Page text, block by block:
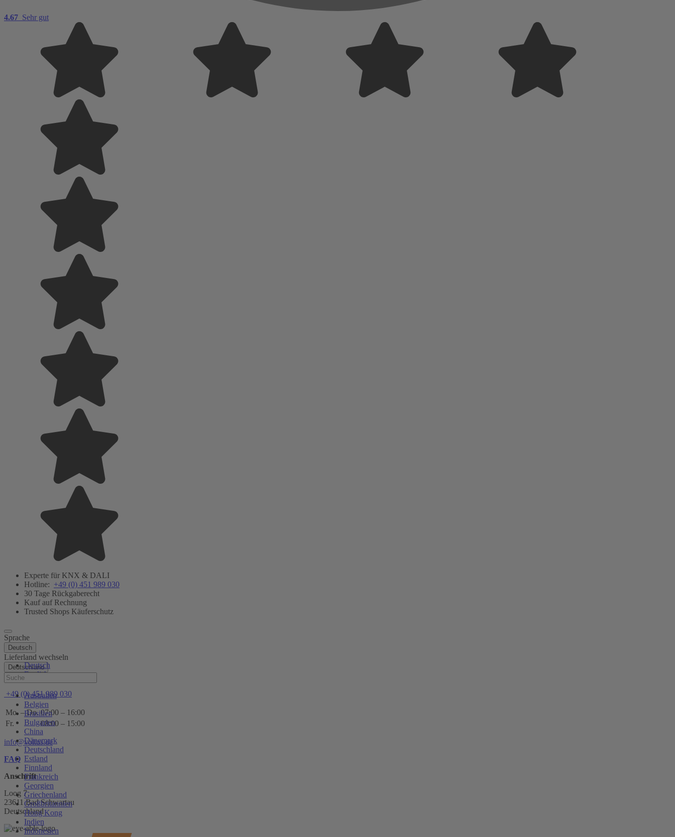
4.67 Sehr gut
Experte für KNX & DALI
Hotline: +49 (0) 451 989 030
30 Tage Rückgaberecht
Kauf auf Rechnung
Trusted Shops Käuferschutz
Sprache
Deutsch
Deutsch
English
Lieferland wechseln
Deutschland
Australien
Belgien
Brasilien
Bulgarien
China
Dänemark
Deutschland
Estland
Finnland
Frankreich
Georgien
Griechenland
Großbritannien
Hong Kong
Indien
Indonesien
Hilfe
+49 (0) 451 989 030
Mo. – Do. 07:00 – 16:00
Fr.
08:00 – 15:00
info@voltus.de
FAQ
Anschrift
Loog 7
23611 Bad Schwartau
Deutschland